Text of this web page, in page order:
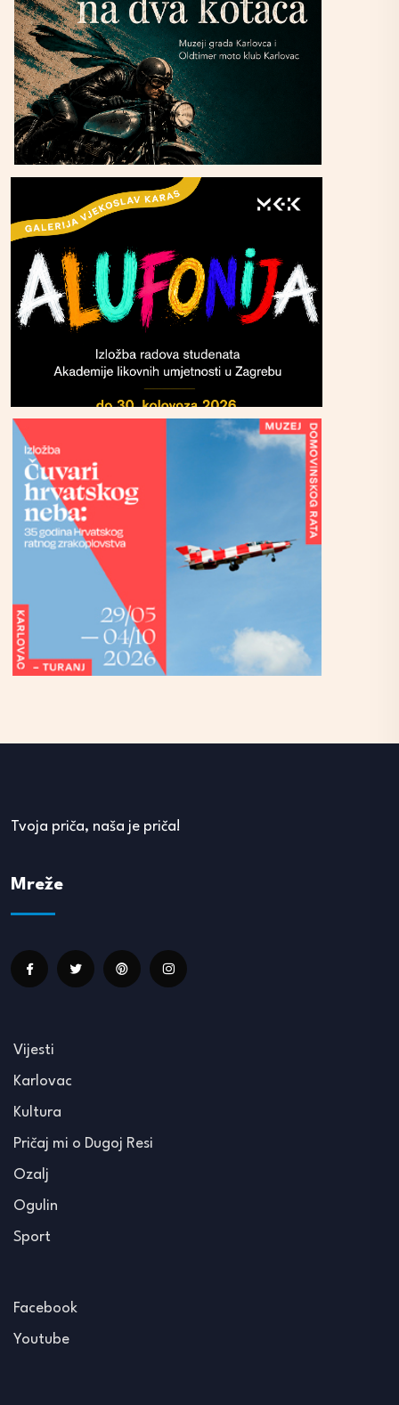
Tvoja priča, naša je priča!
Mreže
Vijesti
Karlovac
Kultura
Pričaj mi o Dugoj Resi
Ozalj
Ogulin
Sport
Facebook
Youtube